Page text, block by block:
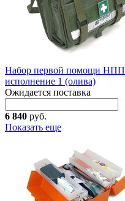
Набор первой помощи НПП
исполнение 1 (олива)
Ожидается поставка
6 840 руб.
Показать еще